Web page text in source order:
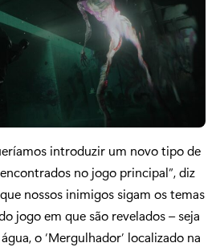
introduzir um novo tipo de
no jogo principal”, diz
nossos inimigos sigam os temas
jogo em que são revelados – seja
o ‘Mergulhador’ localizado na